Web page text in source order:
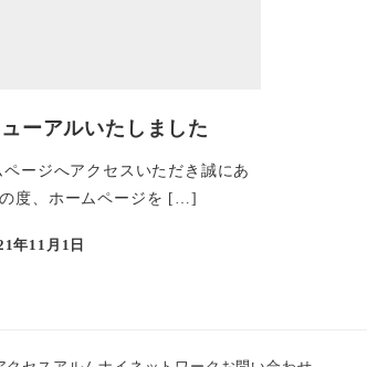
ーアルいたしました
ージへアクセスいただき誠にあ
度、ホームページを […]
日
年11月1日